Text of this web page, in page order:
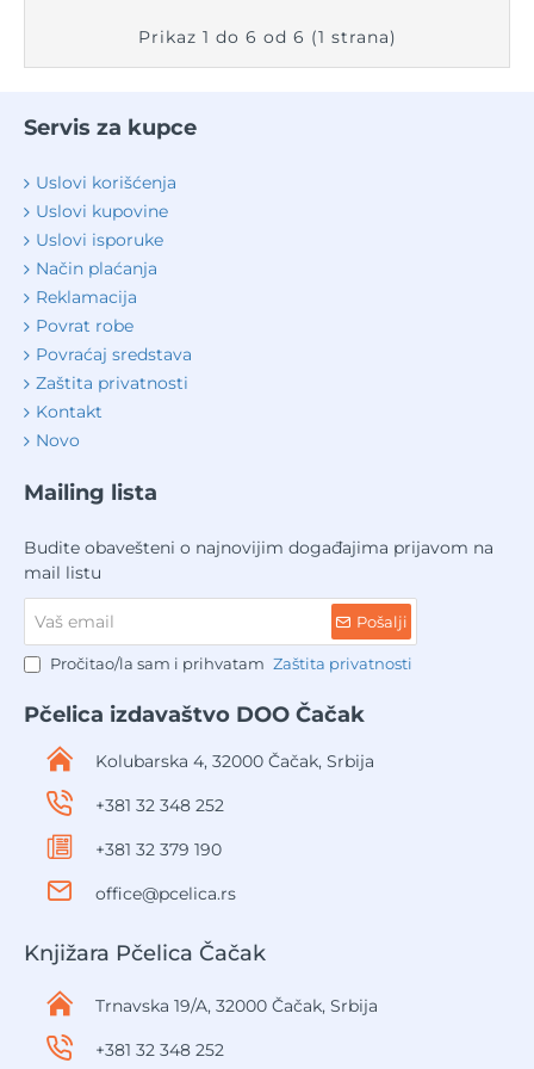
Prikaz 1 do 6 od 6 (1 strana)
Servis za kupce
Uslovi korišćenja
Uslovi kupovine
Uslovi isporuke
Način plaćanja
Reklamacija
Povrat robe
Povraćaj sredstava
Zaštita privatnosti
Kontakt
Novo
Mailing lista
Budite obavešteni o najnovijim događajima prijavom na
mail listu
email
Pošalji
Pročitao/la sam i prihvatam Zaštita privatnosti
Pčelica izdavaštvo DOO Čačak
Kolubarska 4, 32000 Čačak, Srbija
+381 32 348 252
+381 32 379 190
office@pcelica.rs
Knjižara Pčelica Čačak
Trnavska 19/A, 32000 Čačak, Srbija
+381 32 348 252